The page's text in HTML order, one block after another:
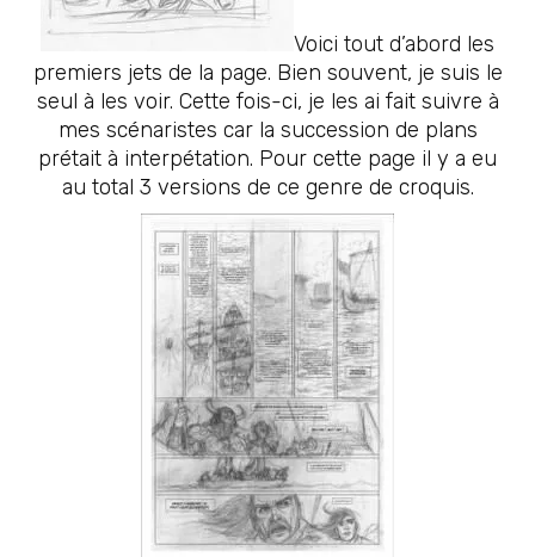
Voici tout d’abord les
premiers jets de la page. Bien souvent, je suis le
seul à les voir. Cette fois-ci, je les ai fait suivre à
mes scénaristes car la succession de plans
prétait à interpétation. Pour cette page il y a eu
au total 3 versions de ce genre de croquis.